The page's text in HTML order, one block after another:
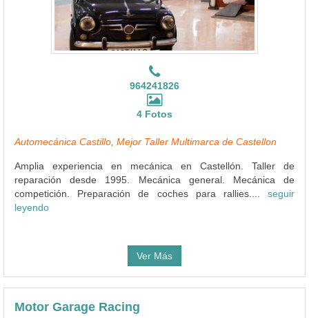
964241826
4 Fotos
Automecánica Castillo, Mejor Taller Multimarca de Castellon
Amplia experiencia en mecánica en Castellón. Taller de
reparación desde 1995. Mecánica general. Mecánica de
competición. Preparación de coches para rallies.... seguir
leyendo
Ver Más
Motor Garage Racing